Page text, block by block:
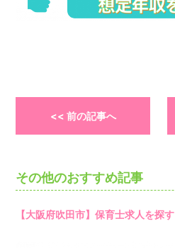
<< 前の記事へ
その他のおすすめ記事
【大阪府吹田市】保育士求人を探す